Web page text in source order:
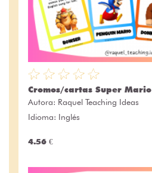
Cromos/cartas Super Mario
Autora: Raquel Teaching Ideas
Idioma: Inglés
4.56 €